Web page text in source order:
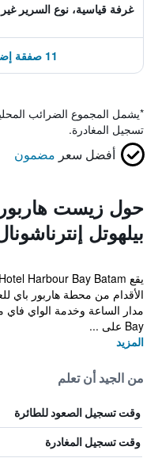
غرفة قياسية، نوع السرير
11 صفقة إضافية ابتداءً من 92 ﷼
*يشمل المجموع الضرائب
تسجيل المغادرة.
أفضل سعر مضمون
حول زيست
بيلهوتل
الأقدام من محطة هاربور باي
Bay على ...
المزيد
من الجيد أن تعلم
وقت تسجيل الصعود للطائرة
وقت تسجيل المغادرة